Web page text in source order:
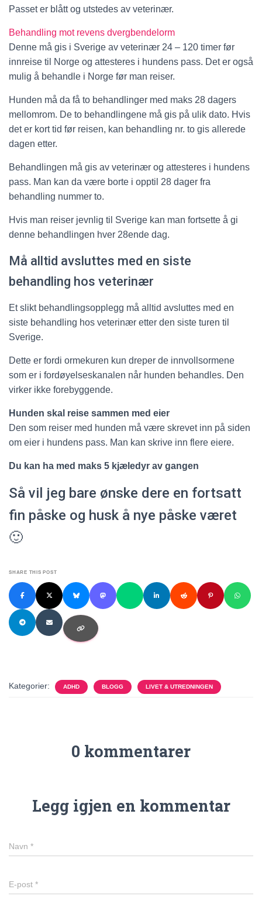
Passet er blått og utstedes av veterinær.
Behandling mot revens dvergbendelorm
Denne må gis i Sverige av veterinær 24 – 120 timer før
innreise til Norge og attesteres i hundens pass. Det er også
mulig å behandle i Norge før man reiser.
Hunden må da få to behandlinger med maks 28 dagers
mellomrom. De to behandlingene må gis på ulik dato. Hvis
det er kort tid før reisen, kan behandling nr. to gis allerede
dagen etter.
Behandlingen må gis av veterinær og attesteres i hundens
pass. Man kan da være borte i opptil 28 dager fra
behandling nummer to.
Hvis man reiser jevnlig til Sverige kan man fortsette å gi
denne behandlingen hver 28ende dag.
Må alltid avsluttes med en siste
behandling hos veterinær
Et slikt behandlingsopplegg må alltid avsluttes med en
siste behandling hos veterinær etter den siste turen til
Sverige.
Dette er fordi ormekuren kun dreper de innvollsormene
som er i fordøyelseskanalen når hunden behandles. Den
virker ikke forebyggende.
Hunden skal reise sammen med eier
Den som reiser med hunden må være skrevet inn på siden
om eier i hundens pass. Man kan skrive inn flere eiere.
Du kan ha med maks 5 kjæledyr av gangen
Så vil jeg bare ønske dere en fortsatt
fin påske og husk å nye påske været
🙂
SHARE THIS POST
Kategorier: ADHD BLOGG LIVET & UTREDNINGEN
0 kommentarer
Legg igjen en kommentar
Navn *
E-post *